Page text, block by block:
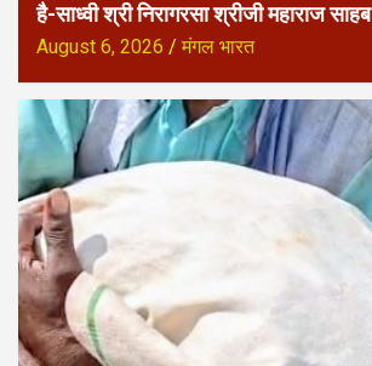
है-साध्वी श्री निरागरसा श्रीजी महाराज साहब
August 6, 2026 मंगल भारत